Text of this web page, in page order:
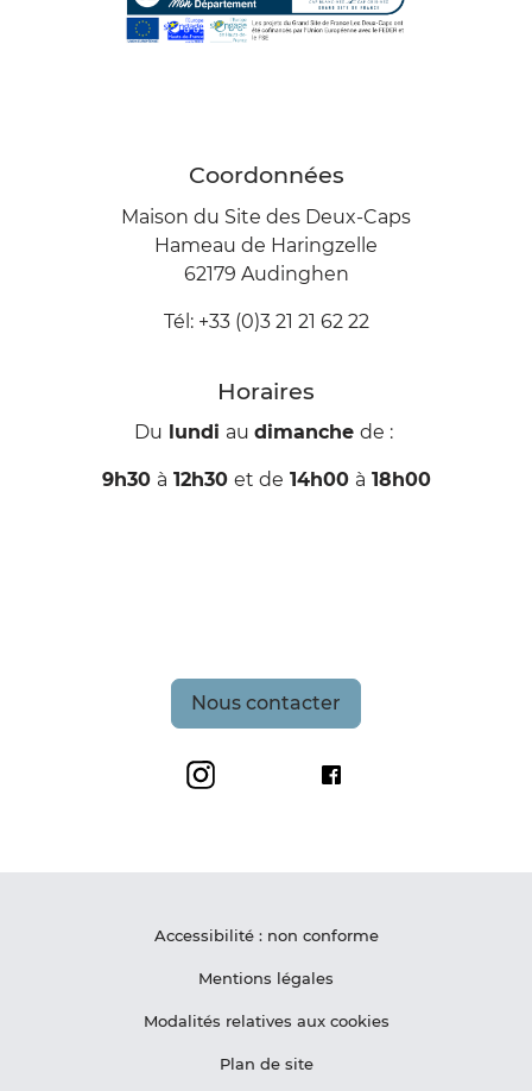
Coordonnées
Maison du Site des Deux-Caps
Hameau de Haringzelle
62179 Audinghen
Tél: +33 (0)3 21 21 62 22
Horaires
Du lundi au dimanche de :
9h30 à 12h30 et de 14h00 à 18h00
Nous contacter
Grand Site de France Les Deux-Caps
Maison du Site des
Accessibilité : non conforme
Mentions légales
Modalités relatives aux cookies
Plan de site